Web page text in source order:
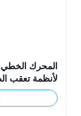
لأنظمة تعقب